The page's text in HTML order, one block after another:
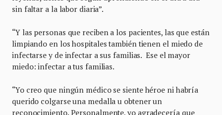
sin faltar a la labor diaria”.
“Y las personas que reciben a los pacientes, las que están
limpiando en los hospitales también tienen el miedo de
infectarse y de infectar a sus familias. Ese el mayor
miedo: infectar a tus familias.
“Yo creo que ningún médico se siente héroe ni habría
querido colgarse una medalla u obtener un
reconocimiento. Personalmente, yo agradecería que